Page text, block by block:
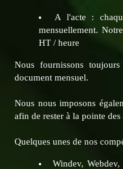
A l'acte :
mensuellement.
HT / heure
Nous fournissons
document mensuel.
Nous nous imposons
afin de rester à la pointe
Quelques unes de nos
Windev,